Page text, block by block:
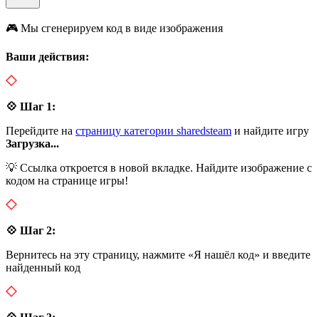
🎮 Мы сгенерируем код в виде изображения
Ваши действия:
💠 Шаг 1:
Перейдите на страницу категории sharedsteam и найдите игру
Загрузка...
💡 Ссылка откроется в новой вкладке. Найдите изображение с
кодом на странице игры!
💠 Шаг 2:
Вернитесь на эту страницу, нажмите «Я нашёл код» и введите
найденный код